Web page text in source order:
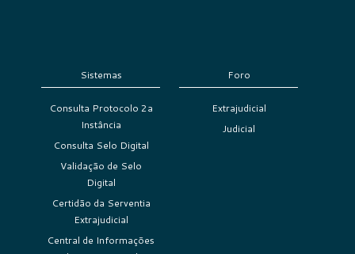
Sistemas
Consulta Protocolo 2a
Instância
Consulta Selo Digital
Validação de Selo
Digital
Certidão da Serventia
Extrajudicial
Central de Informações
Foro
Extrajudicial
Judicial